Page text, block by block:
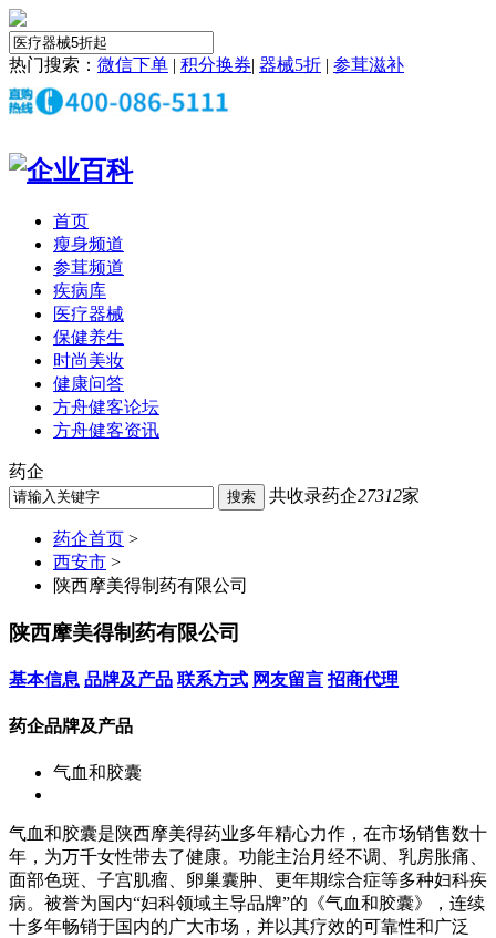
热门搜索： 微信下单 | 积分换券| 器械5折 | 参茸滋补
首页
瘦身频道
参茸频道
疾病库
医疗器械
保健养生
时尚美妆
健康问答
方舟健客论坛
方舟健客资讯
药企
共收录药企27312家
药企首页 >
西安市 >
陕西摩美得制药有限公司
陕西摩美得制药有限公司
基本信息 品牌及产品 联系方式 网友留言 招商代理
药企品牌及产品
气血和胶囊
气血和胶囊是陕西摩美得药业多年精心力作，在市场销售数十
年，为万千女性带去了健康。功能主治月经不调、乳房胀痛、
面部色斑、子宫肌瘤、卵巢囊肿、更年期综合症等多种妇科疾
病。被誉为国内“妇科领域主导品牌”的《气血和胶囊》，连续
十多年畅销于国内的广大市场，并以其疗效的可靠性和广泛